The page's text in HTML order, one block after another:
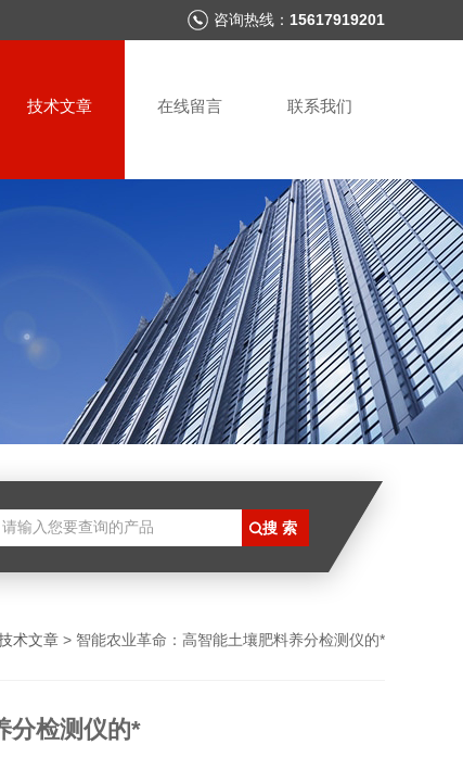
咨询热线： 15617919201
技术文章 在线留言 联系我们
术文章 > 智能农业革命：高智能土壤肥料养分检测仪的*
分检测仪的*